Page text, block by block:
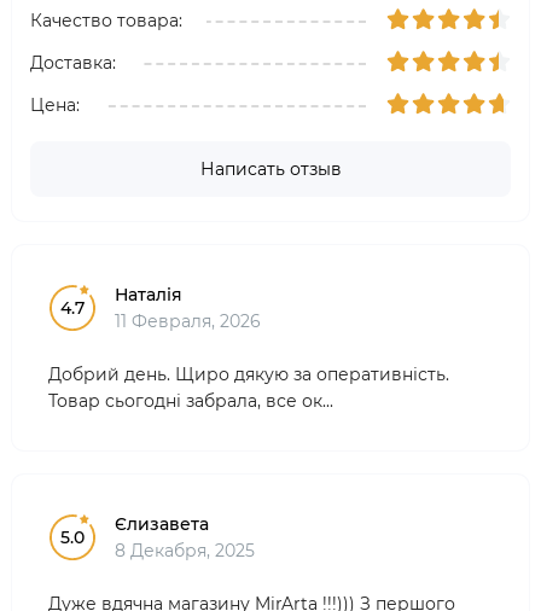
Качество товара:
Доставка:
Цена:
Написать отзыв
4.7
Наталія
11 Февраля, 2026
Добрий день. Щиро дякую за оперативність.
Товар сьогодні забрала, все ок...
5.0
Єлизавета
8 Декабря, 2025
Дуже вдячна магазину MirArta !!!))) З першого